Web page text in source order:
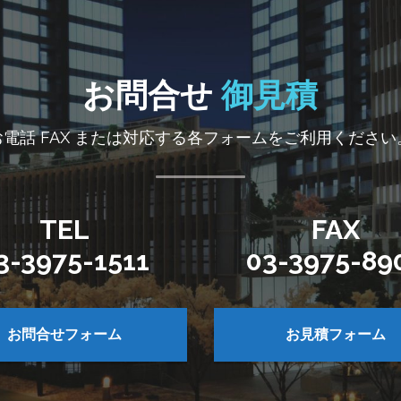
お問合せ 御見積
電話 FAX または対応する各フォームをご利用ください
TEL
3975-1511
FAX
03-3975-
お問合せフォーム お見積フォーム